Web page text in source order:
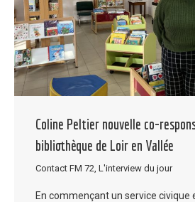
Coline Peltier nouvelle co-
bibliothèque de Loir en Vallée
Contact FM 72 L'interview du jour
En commençant un service civique